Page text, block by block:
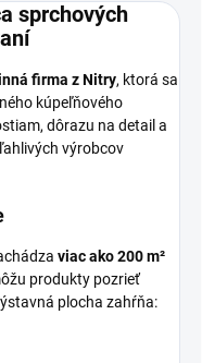
sprchových
firma z Nitry, ktorá sa
kúpeľňového
dôrazu na detail a
výrobcov
viac ako 200 m²
produkty pozrieť
plocha zahŕňa: